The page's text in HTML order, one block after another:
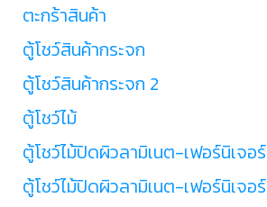
ตะกร้าสินค้า
ตู้โชว์สินค้ากระจก
ตู้โชว์สินค้ากระจก 2
ตู้โชว์ไม้
ตู้โชว์ไม้ปิดผิวลามิเนต-เฟอร์นิเจอร์
ตู้โชว์ไม้ปิดผิวลามิเนต-เฟอร์นิเจอร์